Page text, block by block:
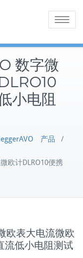
Toggle
数字微
小电阻
产品 /
欧计DLRO10便携
欧表大电流微欧
流低小电阻测试